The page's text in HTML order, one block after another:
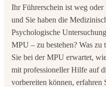
Ihr Führerschein ist weg oder
und Sie haben die
Psychologische
MPU – zu bestehen? Was zu
Sie bei der MPU erwartet,
mit professioneller Hilfe auf
vorbereiten können, erfahren